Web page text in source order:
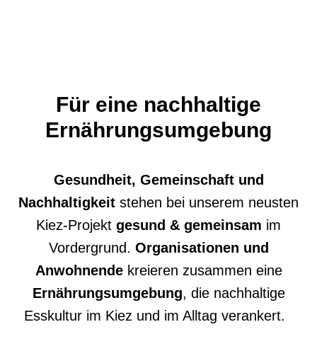
Für eine nachhaltige
Ernährungsumgebung
Gesundheit, Gemeinschaft und
Nachhaltigkeit stehen bei unserem neusten
Kiez-Projekt gesund & gemeinsam im
Vordergrund. Organisationen und
Anwohnende kreieren zusammen eine
Ernährungsumgebung, die nachhaltige
Esskultur im Kiez und im Alltag verankert.